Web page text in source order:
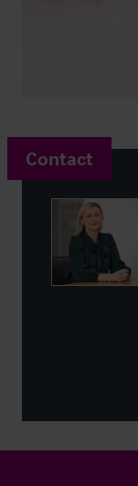
Contact